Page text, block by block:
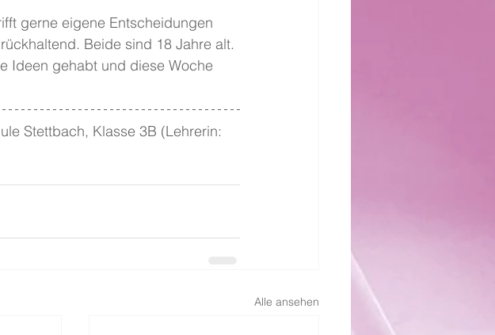
gerne eigene Entscheidungen
Beide sind 18 Jahre alt.
Ideen gehabt und diese Woche
Stettbach, Klasse 3B (Lehrerin:
Alle ansehen